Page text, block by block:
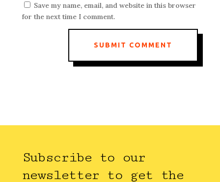
Save my name, email, and website in this browser
for the next time I comment.
SUBMIT COMMENT
Subscribe to our
newsletter to get the